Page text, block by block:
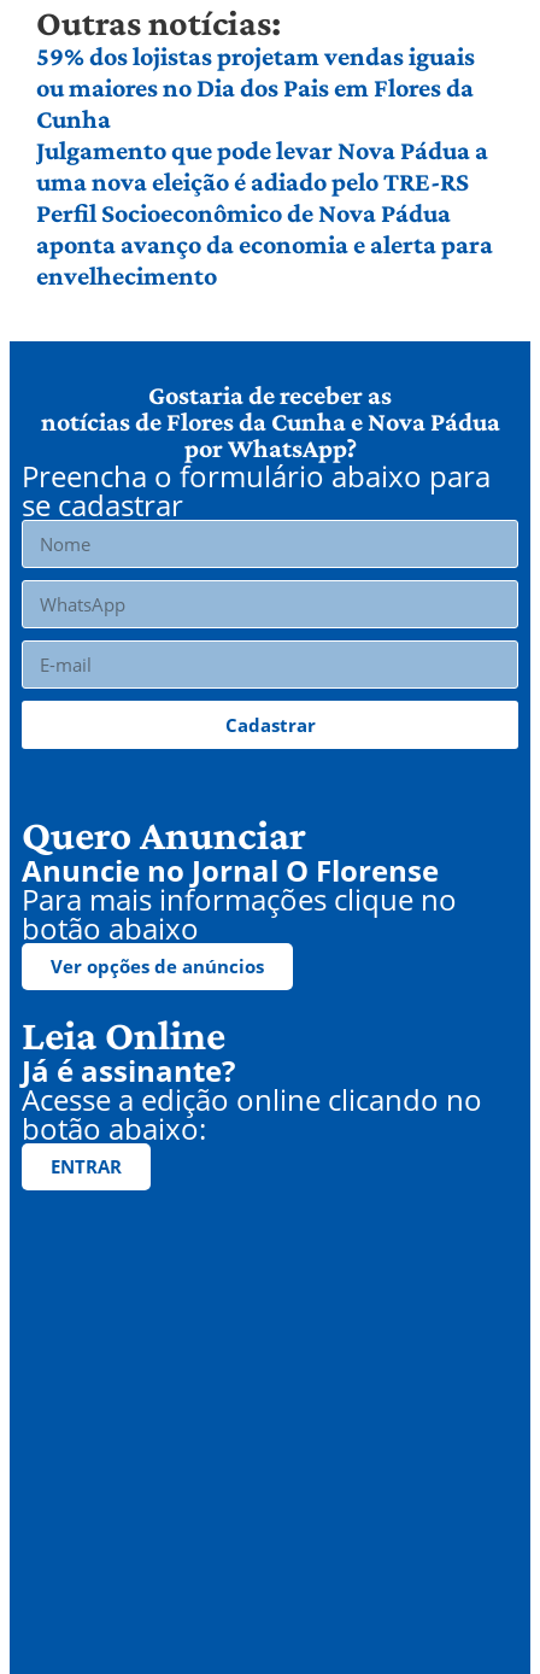
Outras notícias:
59% dos lojistas projetam vendas iguais
ou maiores no Dia dos Pais em Flores da
Cunha
Julgamento que pode levar Nova Pádua a
uma nova eleição é adiado pelo TRE-RS
Perfil Socioeconômico de Nova Pádua
aponta avanço da economia e alerta para
envelhecimento
Gostaria de receber as
notícias de Flores da Cunha e Nova Pádua
por WhatsApp?
Preencha o formulário abaixo para
se cadastrar
Cadastrar
Quero Anunciar
Anuncie no Jornal O Florense
Para mais informações clique no
botão abaixo
Ver opções de anúncios
Leia Online
Já é assinante?
Acesse a edição online clicando no
botão abaixo:
ENTRAR